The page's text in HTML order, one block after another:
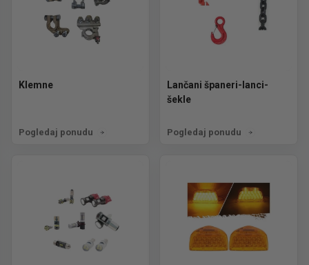
Klemne
Pogledaj ponudu
Lančani španeri-lanci-
šekle
Pogledaj ponudu